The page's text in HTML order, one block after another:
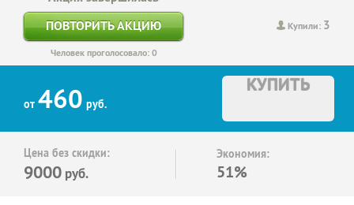
Купили: 3
ПОВТОРИТЬ АКЦИЮ
Человек проголосовало: 0
от 460 руб.
КУПИТЬ
Цена без скидки:
9000 руб.
Экономия:
51%